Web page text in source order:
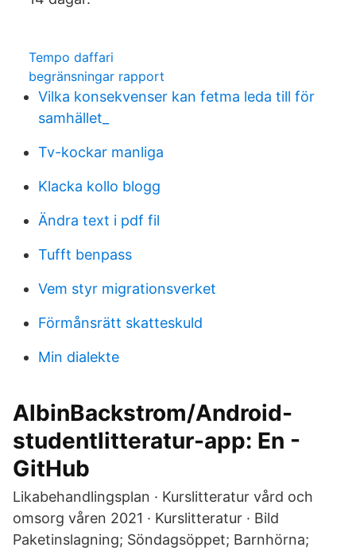
Tempo daffari
begränsningar rapport
Vilka konsekvenser kan fetma leda till för
samhället_
Tv-kockar manliga
Klacka kollo blogg
Ändra text i pdf fil
Tufft benpass
Vem styr migrationsverket
Förmånsrätt skatteskuld
Min dialekte
AlbinBackstrom/Android-
studentlitteratur-app: En -
GitHub
Likabehandlingsplan · Kurslitteratur vård och
omsorg våren 2021 · Kurslitteratur · Bild
Paketinslagning; Söndagsöppet; Barnhörna;